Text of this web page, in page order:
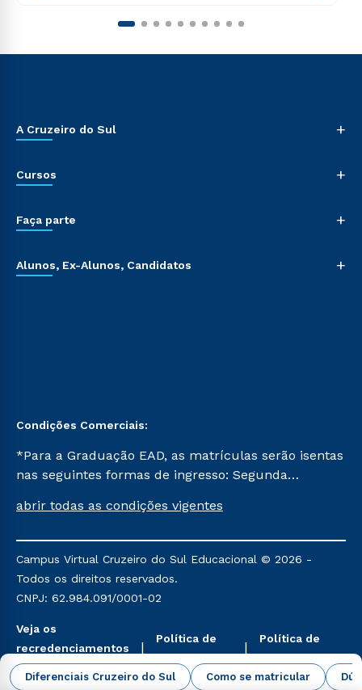
Diferenciais Cruzeiro do Sul Como se matricular
A Cruzeiro do Sul +
Cursos +
Faça parte +
Alunos, Ex-Alunos, Candidatos +
Condições Comerciais:
*Para a Graduação EAD, as matrículas serão isentas
nas seguintes formas de ingresso: Segunda
Já para as demais, a taxa de matrícula será de R$
mencionadas são referentes aos cursos: Ensino
Religioso, Geografia para a Docência e Metodologia
do Ensino de História: Questões Atuais.
abrir todas as condições vigentes
Campus Virtual Cruzeiro do Sul Educacional © 2026 -
Todos os direitos reservados.
CNPJ: 62.984.091/0001-02
Veja os
recredenciamentos
aqui
Política de
Privacidade
Política de
Cookies